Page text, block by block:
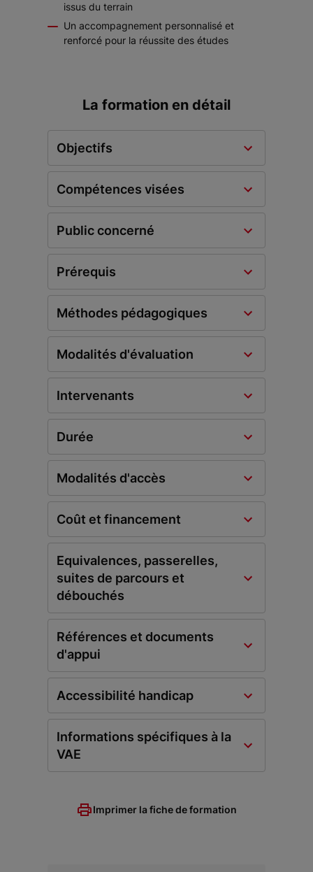
issus du terrain
Un accompagnement personnalisé et
renforcé pour la réussite des études
La formation en détail
Objectifs
Compétences visées
Public concerné
Prérequis
Méthodes pédagogiques
Modalités d'évaluation
Intervenants
Durée
Modalités d'accès
Coût et financement
Equivalences, passerelles,
suites de parcours et
débouchés
Références et documents
d'appui
Accessibilité handicap
Informations spécifiques à la
VAE
Imprimer la fiche de formation